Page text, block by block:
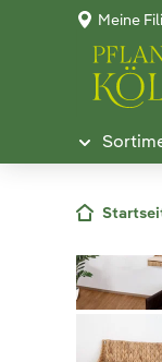
Meine